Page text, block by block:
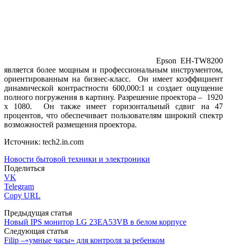
Epson EH-TW8200
является более мощным и профессиональным инструментом,
ориентированным на бизнес-класс. Он имеет коэффициент
динамической контрастности 600,000:1 и создает ощущение
полного погружения в картину. Разрешение проектора – 1920
х 1080. Он также имеет горизонтальный сдвиг на 47
процентов, что обеспечивает пользователям широкий спектр
возможностей размещения проектора.
Источник: tech2.in.com
Новости бытовой техники и электроники
Поделиться
VK
Telegram
Copy URL
Предыдущая статья
Новый IPS монитор LG 23EA53VB в белом корпусе
Следующая статья
Filip –«умные часы» для контроля за ребенком